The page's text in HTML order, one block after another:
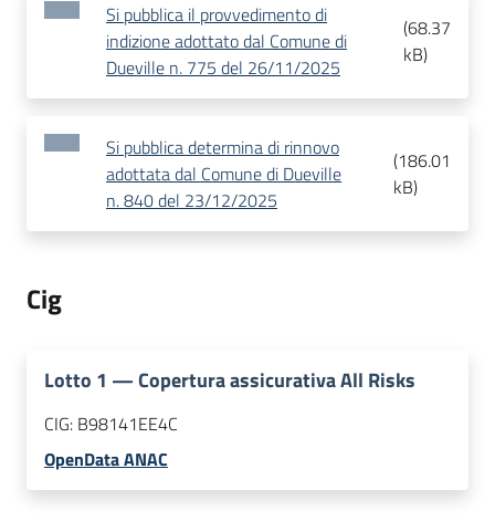
Si pubblica il provvedimento di
indizione adottato dal Comune di
Dueville n. 775 del 26/11/2025
(68.37
kB)
Si pubblica determina di rinnovo
adottata dal Comune di Dueville
n. 840 del 23/12/2025
(186.01
kB)
Cig
Lotto 1 —Copertura assicurativa All Risks
CIG: B98141EE4C
OpenData ANAC